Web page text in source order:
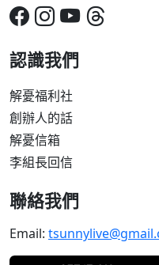
認識我們
解憂福利社
創辦人的話
解憂信箱
李組長回信
聯絡我們
Email: